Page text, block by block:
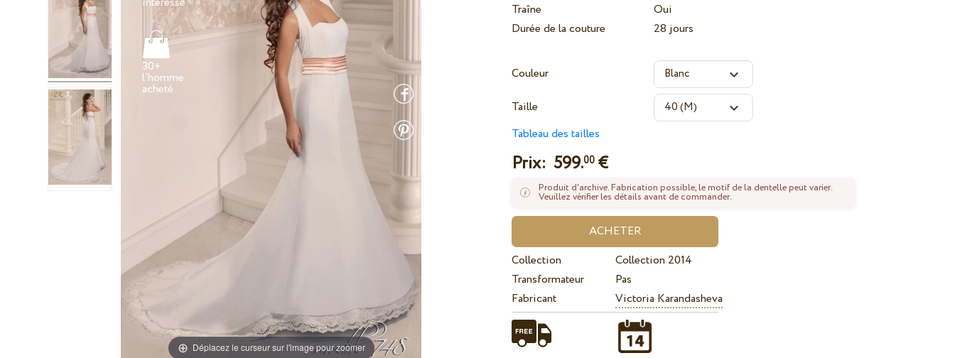
Déplacez le curseur sur l'image pour zoomer
30+
l'homme
Traîne
Oui
Durée de la couture
28 jours
Couleur
Taille
Tableau des tailles
Prix: 599.00 €
Produit d'archive. Fabrication possible, le motif de la dentelle peut varier.
Veuillez vérifier les détails avant de commander.
Collection
Collection 2014
Transformateur
Pas
Fabricant
Victoria Karandasheva